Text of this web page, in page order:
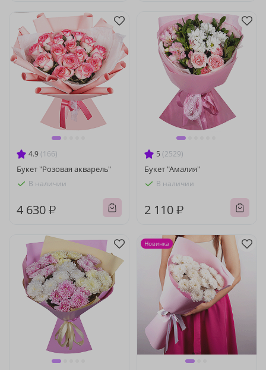
4.9 (166)
Букет "Розовая акварель"
В наличии
4 630 ₽
5 (2529)
Букет "Амалия"
В наличии
2 110 ₽
Новинка